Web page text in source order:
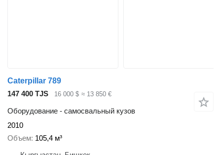
Caterpillar 789
147 400 TJS
16 000 $ ≈ 13 850 €
Оборудование - самосвальный кузов
2010
Объем 105,4 м³